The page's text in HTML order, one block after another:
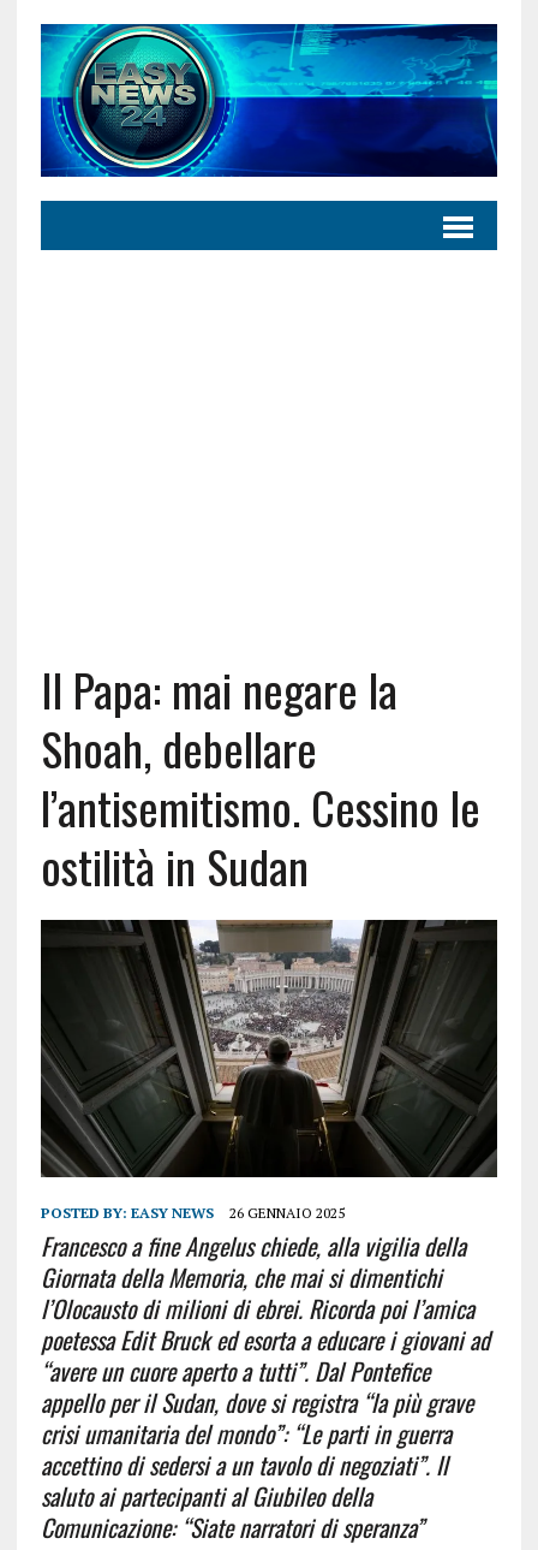
Il Papa: mai negare la
Shoah, debellare
l’antisemitismo. Cessino le
ostilità in Sudan
POSTED BY: EASY NEWS 26 GENNAIO 2025
Francesco a fine Angelus chiede, alla vigilia della
Giornata della Memoria, che mai si dimentichi
l’Olocausto di milioni di ebrei. Ricorda poi l’amica
poetessa Edit Bruck ed esorta a educare i giovani ad
“avere un cuore aperto a tutti”. Dal Pontefice
appello per il Sudan, dove si registra “la più grave
crisi umanitaria del mondo”: “Le parti in guerra
accettino di sedersi a un tavolo di negoziati”. Il
saluto ai partecipanti al Giubileo della
Comunicazione: “Siate narratori di speranza”